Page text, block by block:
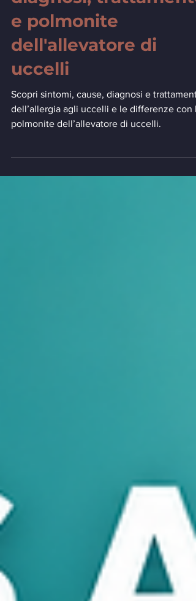
diagnosi, trattamento
e polmonite
dell'allevatore di
uccelli
Scopri sintomi, cause, diagnosi e
dell’allergia agli uccelli e le differenze con